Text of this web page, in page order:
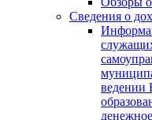
Сведения о
ведении